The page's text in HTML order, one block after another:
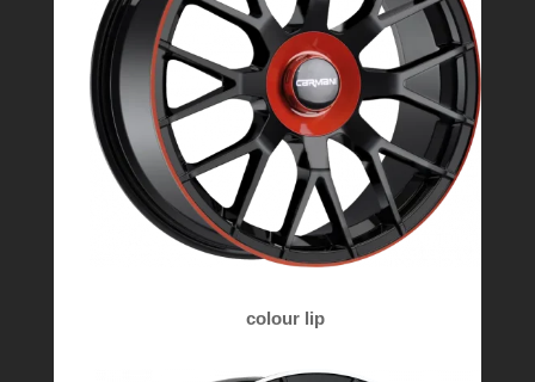
colour lip